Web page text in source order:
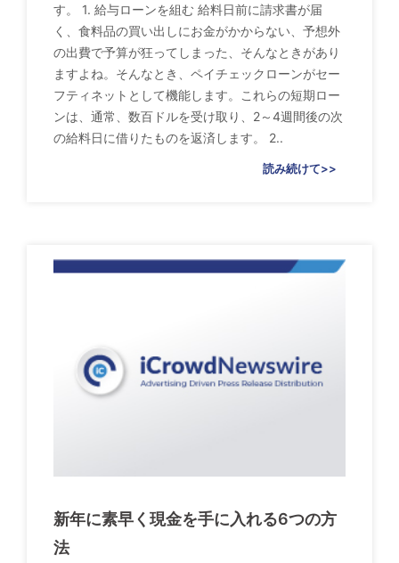
す。 1. 給与ローンを組む 給料日前に請求書が届
く、食料品の買い出しにお金がかからない、予想外
の出費で予算が狂ってしまった、そんなときがあり
ますよね。そんなとき、ペイチェックローンがセー
フティネットとして機能します。これらの短期ロー
ンは、通常、数百ドルを受け取り、2～4週間後の次
の給料日に借りたものを返済します。 2..
読み続けて>>
新年に素早く現金を手に入れる6つの方
法